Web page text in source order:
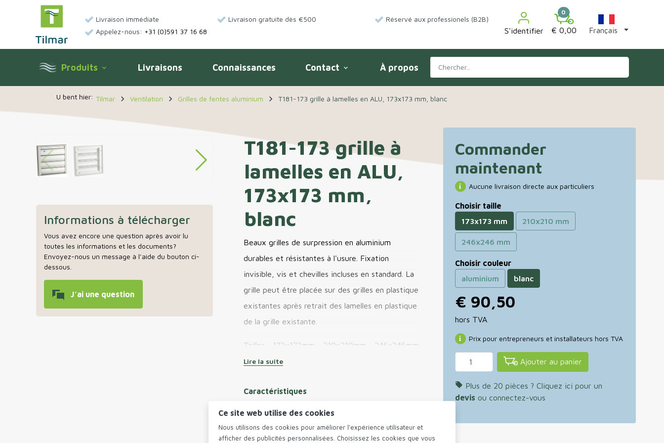
Livraison immédiate Livraison gratuite dès €500
Réservé aux professionels (B2B)
Appelez-nous: +31 (0)591 37 16 68 S'identifier
0
€ 0,00 Français
Produits keyboard_arrow_down Livraisons Connaissances Contact keyboard_arrow_down À propos
Tilmar navigate_next Ventilation navigate_next Grilles de fentes aluminium navigate_next T181-173 grille à lamelles en ALU, 173x173 mm, blanc
T181-173 grille à
lamelles en ALU,
173x173 mm,
blanc


Informations à télécharger
Vous avez encore une question après avoir lu
toutes les informations et les documents?
Envoyez-nous un message à l’aide du bouton ci-
dessous.
J’ai une question
Beaux grilles de surpression en aluminium
durables et résistantes à l'usure. Fixation
invisible, vis et chevilles incluses en standard. La
grille peut être placée sur des grilles en plastique
existantes après retrait des lamelles en plastique
de la grille existante.
Tailles : 173x173mm - 210x210mm - 246x246mm
Couleurs : blanc et aluminium anodisé
Lire la suite
Caractéristiques
Numéro de produit
EAN
5413470256023
Application
Commander
maintenant
Aucune livraison directe aux particuliers
Choisir taille
173x173 mm
210x210 mm
246x246 mm
Choisir couleur
aluminium
blanc
€ 90,50
hors TVA
Prix pour entrepreneurs et installateurs hors TVA
Ajouter au panier
 Plus de 20 pièces ? Cliquez ici pour un
devis ou connectez-vous
Ce site web utilise des cookies
Nous utilisons des cookies pour améliorer l'expérience utilisateur et
afficher des publicités personnalisées. Choisissez les cookies que vous